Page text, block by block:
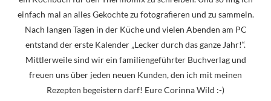
einfach mal an alles Gekochte zu fotografieren und zu sammeln.
Nach langen Tagen in der Küche und vielen Abenden am PC
entstand der erste Kalender „Lecker durch das ganze Jahr!“.
Mittlerweile sind wir ein familiengeführter Buchverlag und
freuen uns über jeden neuen Kunden, den ich mit meinen
Rezepten begeistern darf! Eure Corinna Wild :-)